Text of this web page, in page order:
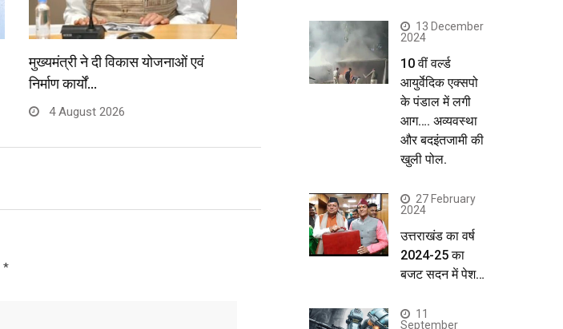
मुख्यमंत्री ने दी विकास योजनाओं एवं
निर्माण कार्यों…
4 August 2026
*
13 December
2024
10 वीं वर्ल्ड
आयुर्वेदिक एक्सपो
के पंडाल में लगी
आग…. अव्यवस्था
और बदइंतजामी की
खुली पोल.
27 February
2024
उत्तराखंड का वर्ष
2024-25 का
बजट सदन में पेश…
11
September